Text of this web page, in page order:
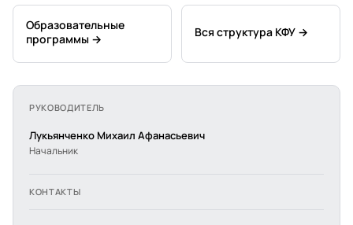
Образовательные
программы →
Вся структура КФУ →
РУКОВОДИТЕЛЬ
Лукьянченко Михаил Афанасьевич
Начальник
КОНТАКТЫ